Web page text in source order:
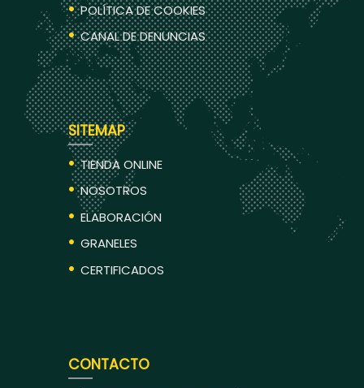
POLÍTICA DE COOKIES
CANAL DE DENUNCIAS
SITEMAP
TIENDA ONLINE
NOSOTROS
ELABORACIÓN
GRANELES
CERTIFICADOS
CONTACTO